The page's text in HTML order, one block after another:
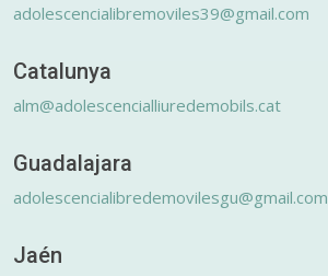
adolescencialibremoviles39@gmail.com
Catalunya
alm@adolescencialliuredemobils.cat
Guadalajara
adolescencialibredemovilesgu@gmail.com
Jaén